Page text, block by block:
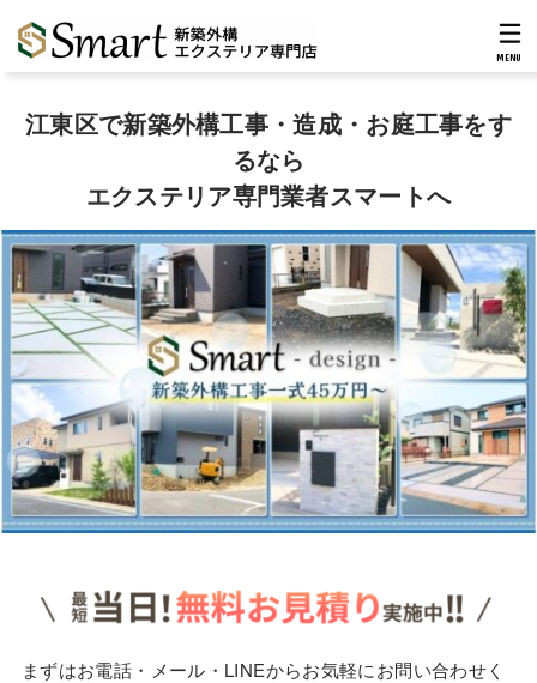
MENU
江東区で新築外構工事・造成・お庭工事をす
るなら
エクステリア専門業者スマートへ
まずはお電話・メール・LINEからお気軽にお問い合わせく